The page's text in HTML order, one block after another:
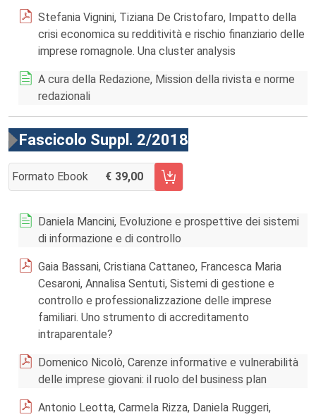
Stefania Vignini, Tiziana De Cristofaro, Impatto della
crisi economica su redditività e rischio finanziario delle
imprese romagnole. Una cluster analysis
A cura della Redazione, Mission della rivista e norme
redazionali
Fascicolo Suppl. 2/2018
Formato Ebook 39,00
AGGIUNGI AL CARRELLO FASCICOLO SUPPL. 2/2018
Daniela Mancini, Evoluzione e prospettive dei sistemi
di informazione e di controllo
Gaia Bassani, Cristiana Cattaneo, Francesca Maria
Cesaroni, Annalisa Sentuti, Sistemi di gestione e
controllo e professionalizzazione delle imprese
familiari. Uno strumento di accreditamento
intraparentale?
Domenico Nicolò, Carenze informative e vulnerabilità
delle imprese giovani: il ruolo del business plan
Antonio Leotta, Carmela Rizza, Daniela Ruggeri,